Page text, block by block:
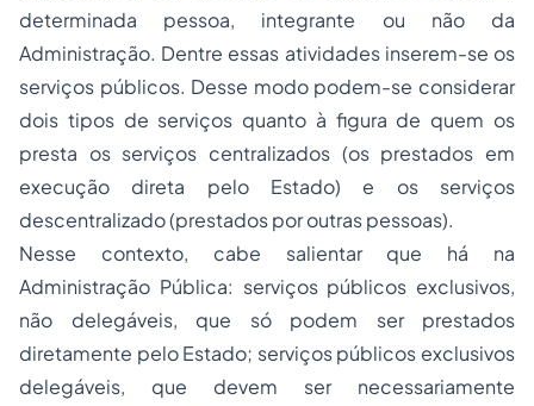
determinada pessoa, integrante ou não da
Administração. Dentre essas atividades inserem-se os
serviços públicos. Desse modo podem-se considerar
dois tipos de serviços quanto à figura de quem os
presta os serviços centralizados (os prestados em
execução direta pelo Estado) e os serviços
descentralizado (prestados por outras pessoas).
Nesse contexto, cabe salientar que há na
Administração Pública: serviços públicos exclusivos,
não delegáveis, que só podem ser prestados
diretamente pelo Estado; serviços públicos exclusivos
delegáveis, que devem ser necessariamente